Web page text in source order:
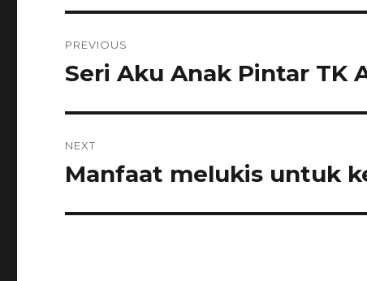
pos
PREVIOUS
Previous
Seri Aku Anak Pintar TK
NEXT
Next
Manfaat melukis untuk